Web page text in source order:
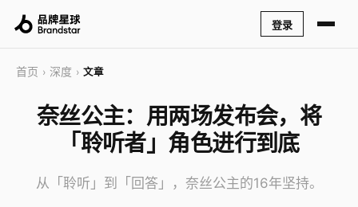
登录
首页 › 深度 › 文章
奈丝公主：用两场发布会，将
「聆听者」角色进行到底
从「聆听」到「回答」，奈丝公主的16年坚持。